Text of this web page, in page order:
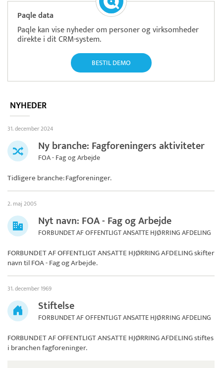
Paqle data
Paqle kan vise nyheder om personer og virksomheder
direkte i dit CRM-system.
BESTIL DEMO
NYHEDER
31. december 2024
Ny branche: Fagforeningers aktiviteter
FOA - Fag og Arbejde
Tidligere branche: Fagforeninger.
2. maj 2005
Nyt navn: FOA - Fag og Arbejde
FORBUNDET AF OFFENTLIGT ANSATTE HJØRRING AFDELING
FORBUNDET AF OFFENTLIGT ANSATTE HJØRRING AFDELING skifter
navn tilFOA - Fag og Arbejde.
31. december 1969
Stiftelse
FORBUNDET AF OFFENTLIGT ANSATTE HJØRRING AFDELING
FORBUNDET AF OFFENTLIGT ANSATTE HJØRRING AFDELINGstiftes
i branchen fagforeninger.